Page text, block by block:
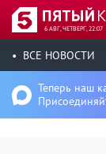
6 АВГ, ЧЕТВЕРГ, 22:07
ВСЕ НОВОСТИ
Теперь наш